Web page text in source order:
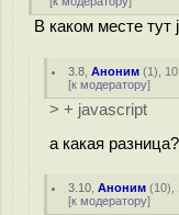
В каком месте
3.8 ,Аноним (1),
[к модератору]
> + javascript
а какая разница?
3.10 ,Аноним (10),
[к модератору]